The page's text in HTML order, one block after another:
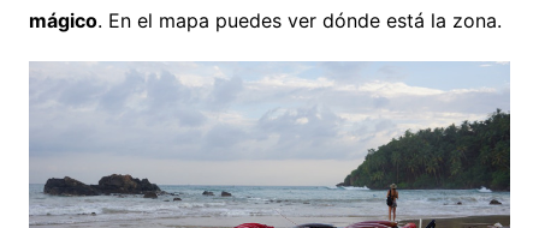
mágico. En el mapa puedes ver dónde está la zona.